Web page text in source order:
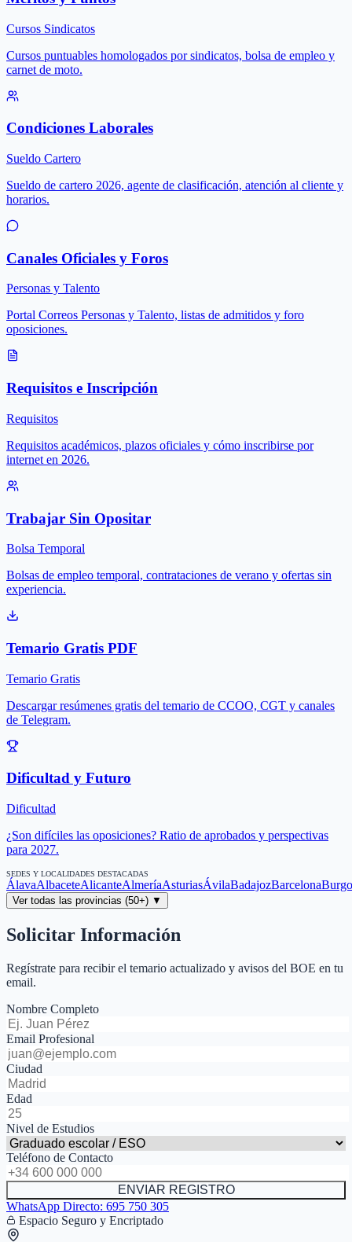
Cursos Sindicatos
Cursos puntuables homologados por sindicatos, bolsa de empleo y
carnet de moto.
Condiciones Laborales
Sueldo Cartero
Sueldo de cartero 2026, agente de clasificación, atención al cliente y
horarios.
Canales Oficiales y Foros
Personas y Talento
Portal Correos Personas y Talento, listas de admitidos y foro
oposiciones.
Requisitos e Inscripción
Requisitos
Requisitos académicos, plazos oficiales y cómo inscribirse por
internet en 2026.
Trabajar Sin Opositar
Bolsa Temporal
Bolsas de empleo temporal, contrataciones de verano y ofertas sin
experiencia.
Temario Gratis PDF
Temario Gratis
Descargar resúmenes gratis del temario de CCOO, CGT y canales
de Telegram.
Dificultad y Futuro
Dificultad
¿Son difíciles las oposiciones? Ratio de aprobados y perspectivas
para 2027.
SEDES Y LOCALIDADES DESTACADAS
ÁlavaAlbaceteAlicanteAlmeríaAsturiasÁvilaBadajozBarcelona
Ver todas las provincias (50+) ▼
Solicitar Información
Regístrate para recibir el temario actualizado y avisos del BOE en tu
email.
Nombre Completo
Email Profesional
Ciudad
Edad
Nivel de Estudios
Teléfono de Contacto
ENVIAR REGISTRO
WhatsApp Directo: 695 750 305
Espacio Seguro y Encriptado